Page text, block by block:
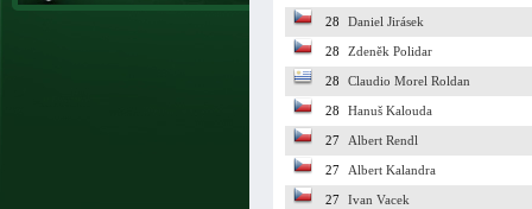
28 Daniel Jirásek
28 Zdeněk Polidar
28 Claudio Morel Roldan
28 Hanuš Kalouda
27 Albert Rendl
27 Albert Kalandra
27 Ivan Vacek